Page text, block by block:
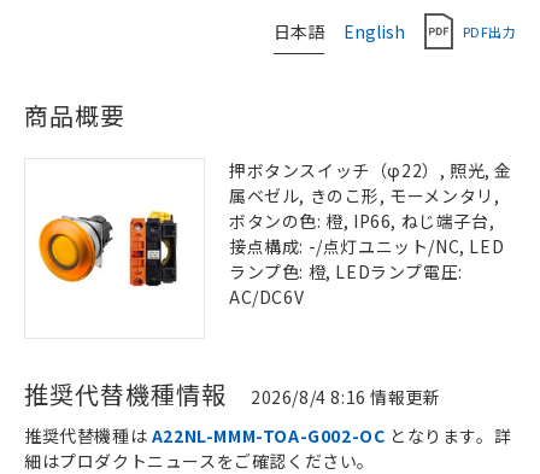
日本語 English PDF出力
商品概要
押ボタンスイッチ（φ22）, 照光, 金
属ベゼル, きのこ形, モーメンタリ,
ボタンの色: 橙, IP66, ねじ端子台,
接点構成: -/点灯ユニット/NC, LED
ランプ色: 橙, LEDランプ電圧:
AC/DC6V
推奨代替機種情報 2026/8/4 8:16 情報更新
推奨代替機種は A22NL-MMM-TOA-G002-OC となります。詳
細はプロダクトニュースをご確認ください。